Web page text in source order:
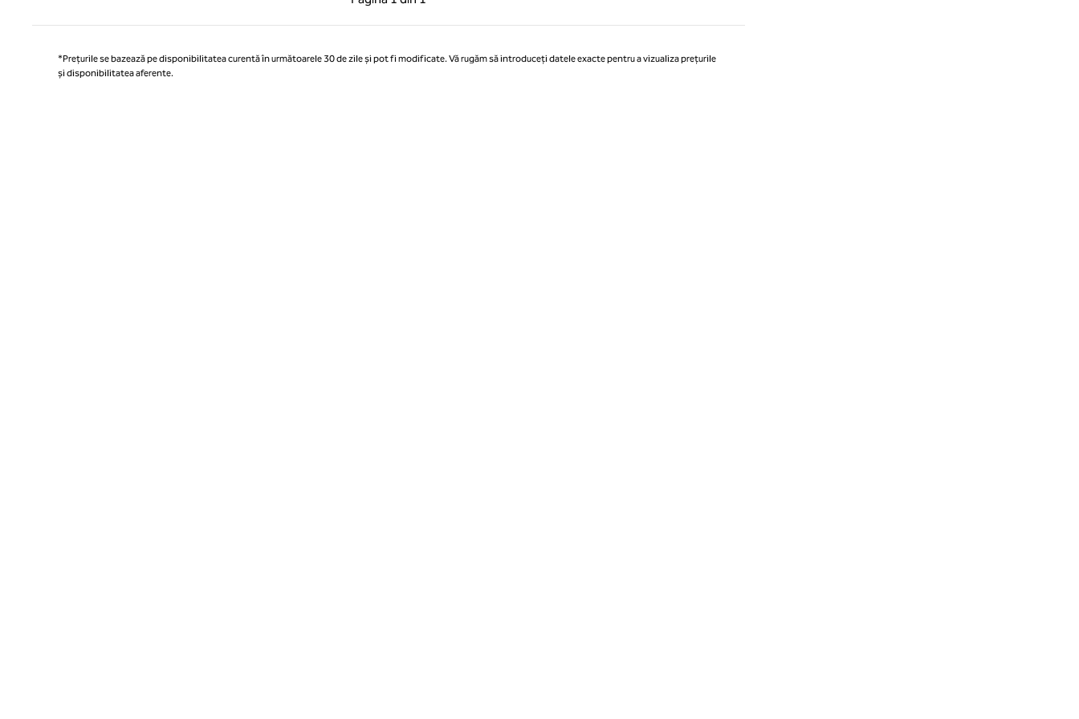
Pagina 1 din 1
*Prețurile se bazează pe disponibilitatea curentă în următoarele 30 de zile și pot fi modificate. Vă rugăm să introduceți datele exacte pentru a vizualiza prețurile
și disponibilitatea aferente.